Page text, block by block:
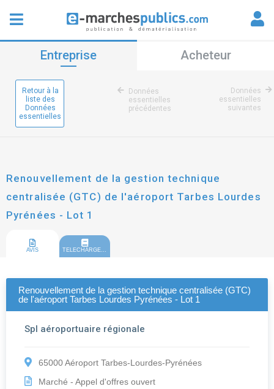
Entreprise Acheteur
Retour à la
liste des
Données
essentielles
Données
essentielles
précédentes
Données
essentielles
suivantes
Renouvellement de la gestion technique
centralisée (GTC) de l'aéroport Tarbes Lourdes
Pyrénées - Lot 1
AVIS TELECHARGEMENT
Renouvellement de la gestion technique centralisée (GTC)
de l'aéroport Tarbes Lourdes Pyrénées - Lot 1
Spl aéroportuaire régionale
65000 Aéroport Tarbes-Lourdes-Pyrénées
Marché - Appel d'offres ouvert